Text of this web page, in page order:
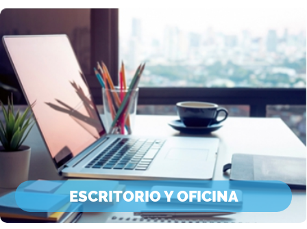
ESCRITORIO Y OFICINA